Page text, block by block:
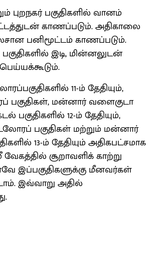
பகுதிகளில் வானம்
காணப்படும். அதிகாலை
பனிமூட்டம் காணப்படும்.
பகுதிகளில் இடி, மின்னலுடன்
11-ம் தேதியும்,
பகுதிகள், மன்னார் வளைகுடா
பகுதிகளில் 12-ம் தேதியும்,
பகுதிகள் மற்றும் மன்னார்
13-ம் தேதியும் அதிகபட்சமாக
வேகத்தில் சூறாவளிக் காற்று
இப்பகுதிகளுக்கு மீனவர்கள்
இவ்வாறு அதில்